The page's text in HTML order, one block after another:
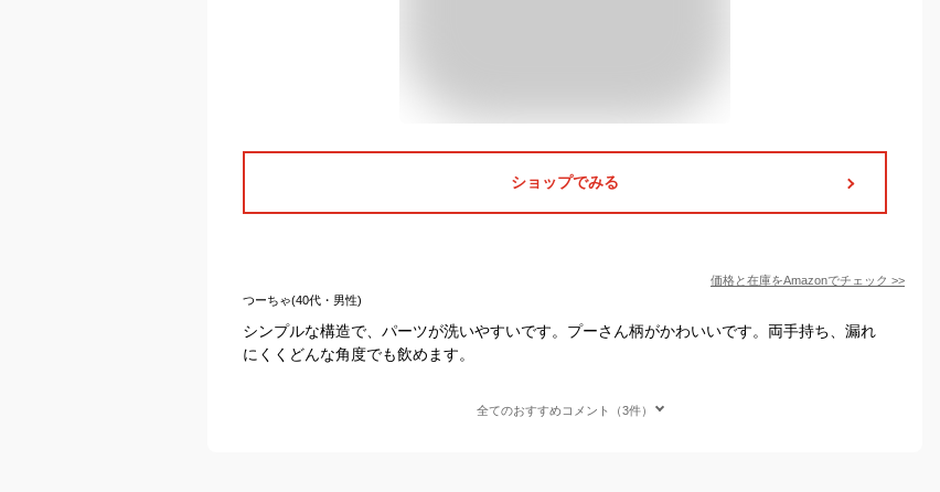
ショップでみる
価格と在庫をAmazonでチェック >>
つーちゃ(40代・男性)
シンプルな構造で、パーツが洗いやすいです。プーさん柄がかわいいです。両手持ち、漏れ
にくくどんな角度でも飲めます。
全てのおすすめコメント（3件）